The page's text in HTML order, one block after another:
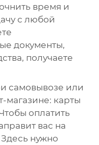
время и
с любой
документы,
получаете
самовывозе или
магазине: карты
оплатить
вас на
Здесь нужно